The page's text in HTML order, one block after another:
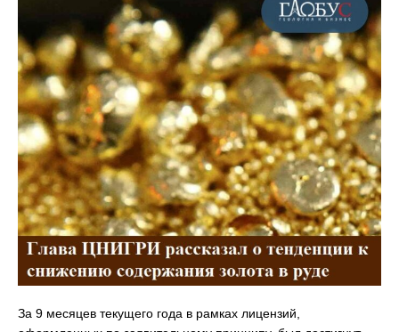
За 9 месяцев текущего года в рамках лицензий,